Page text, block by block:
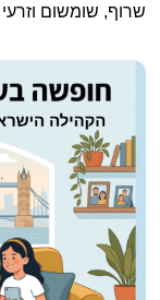
שרוף, שומשום